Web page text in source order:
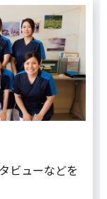
ビューなどを